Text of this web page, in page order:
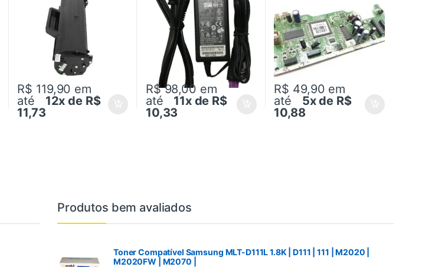
R$ 119,90 em
até 12x de R$
11,73
R$ 98,00 em
até 11x de R$
10,33
R$ 49,90 em
até 5x de R$
10,88
Produtos bem avaliados
Toner Compatível Samsung MLT-D111L 1.8K | D111 | 111 | M2020 |
M2020FW | M2070 |